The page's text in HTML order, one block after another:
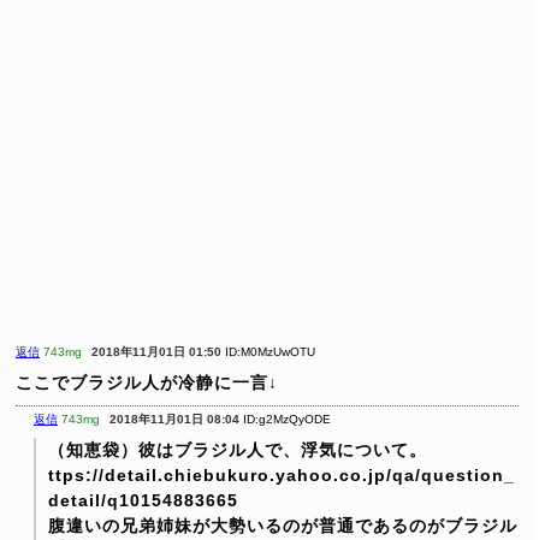
返信 743mg 2018年11月01日 01:50 ID:M0MzUwOTU
ここでブラジル人が冷静に一言↓
返信 743mg 2018年11月01日 08:04 ID:g2MzQyODE
（知恵袋）彼はブラジル人で、浮気について。
ttps://detail.chiebukuro.yahoo.co.jp/qa/question_
detail/q10154883665
腹違いの兄弟姉妹が大勢いるのが普通であるのがブラジル